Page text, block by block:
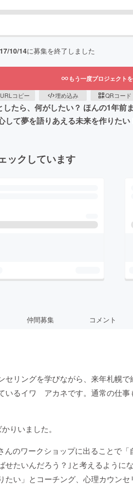
10/14に募集を終了しました
もう一度プロジェクト
URLコピー 埋め込み QRコード
たら、何がしたい？ ほんの1年
て夢を語りあえる未来を作りた
ックしています
仲間募集 コメント
リングを学びながら、来年札幌で
いるイワ アカネです。通常の仕事
りいました。
のワークショップに出ることで「
たいんだろう？｣と考えるようにな
たい」とコーチング、心理カウンセ